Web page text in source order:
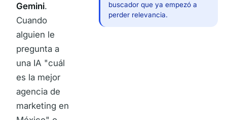
Gemini.
Cuando
alguien le
pregunta a
una IA "cuál
es la mejor
agencia de
marketing en
buscador que ya empezó a
perder relevancia.